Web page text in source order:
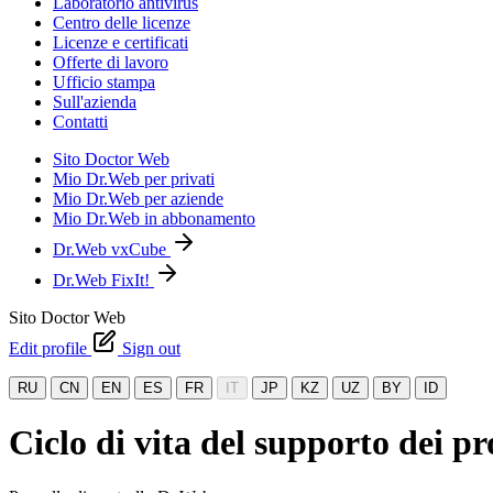
Centro delle licenze
Licenze e certificati
Offerte di lavoro
Ufficio stampa
Sull'azienda
Contatti
Sito Doctor Web
Mio Dr.Web per privati
Mio Dr.Web per aziende
Mio Dr.Web in abbonamento
Dr.Web vxCube
Dr.Web FixIt!
Sito Doctor Web
Edit profile
Sign out
RU CN EN ES FR IT JP KZ UZ BY ID
Ciclo di vita del supporto dei